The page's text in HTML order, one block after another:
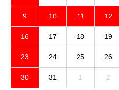
9 10 11 12
16 17 18 19
23 24 25 26
30 31 1 2